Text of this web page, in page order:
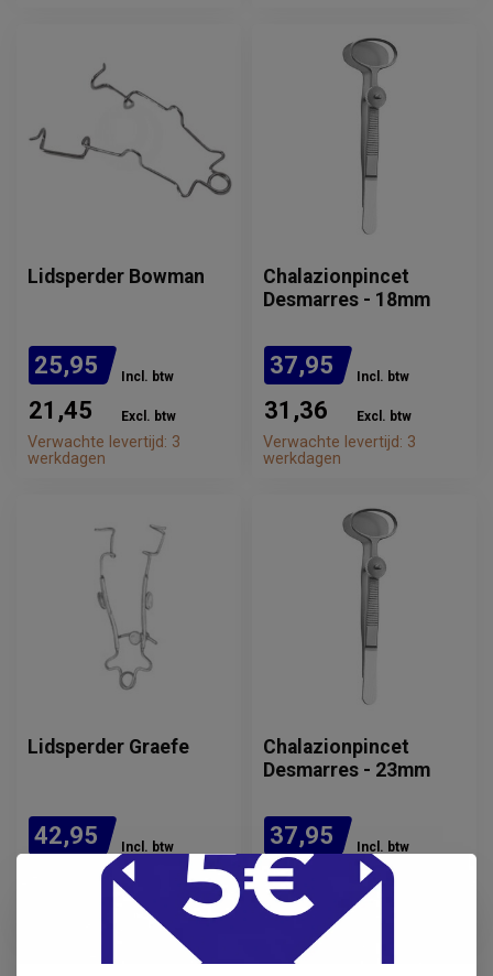
Lidsperder Bowman
25,95 Incl. btw
21,45 Excl. btw
Verwachte levertijd: 3
werkdagen
Chalazionpincet
Desmarres - 18mm
37,95 Incl. btw
31,36 Excl. btw
Verwachte levertijd: 3
werkdagen
Lidsperder Graefe
42,95 Incl. btw
Excl. btw
Verwachte levertijd: 3
Chalazionpincet
Desmarres - 23mm
37,95 Incl. btw
31,36 Excl. btw
Verwachte levertijd: 3
werkdagen